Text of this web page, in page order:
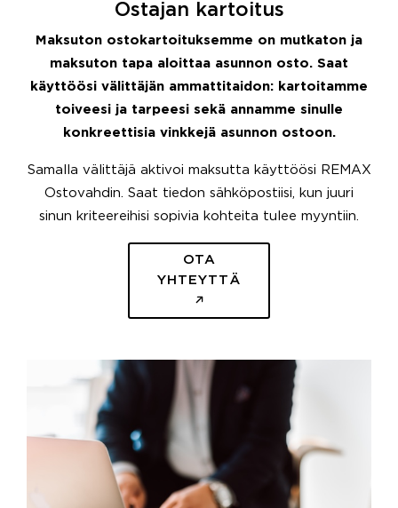
Ostajan kartoitus
Maksuton ostokartoituksemme on mutkaton ja
maksuton tapa aloittaa asunnon osto. Saat
käyttöösi välittäjän ammattitaidon: kartoitamme
toiveesi ja tarpeesi sekä annamme sinulle
konkreettisia vinkkejä asunnon ostoon.
Samalla välittäjä aktivoi maksutta käyttöösi REMAX
Ostovahdin. Saat tiedon sähköpostiisi, kun juuri
sinun kriteereihisi sopivia kohteita tulee myyntiin.
OTA
YHTEYTTÄ